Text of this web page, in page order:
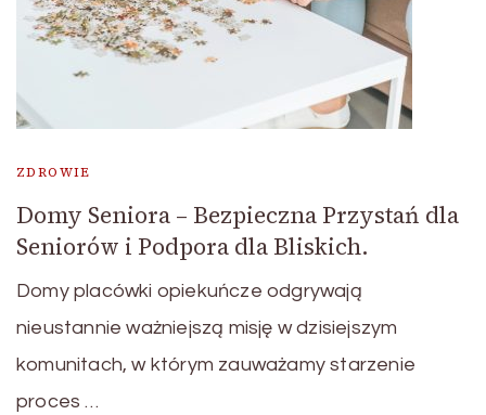
ZDROWIE
Domy Seniora – Bezpieczna Przystań dla
Seniorów i Podpora dla Bliskich.
Domy placówki opiekuńcze odgrywają
nieustannie ważniejszą misję w dzisiejszym
komunitach, w którym zauważamy starzenie
proces …